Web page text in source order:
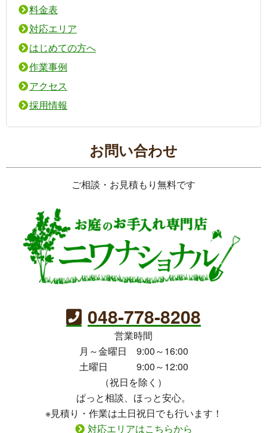
料金表
対応エリア
はじめての方へ
作業事例
アクセス
採用情報
お問い合わせ
ご相談・お見積もり無料です
048-778-8208
営業時間
月～金曜日 9:00～16:00
土曜日 9:00～12:00
（祝日を除く）
ぱっと相談、ほっと安心。
※見積り・作業は土日祝日でも行います！
対応エリアはこちらから